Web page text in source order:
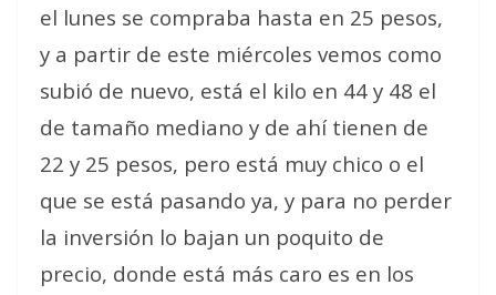
el lunes se compraba hasta en 25 pesos,
y a partir de este miércoles vemos como
subió de nuevo, está el kilo en 44 y 48 el
de tamaño mediano y de ahí tienen de
22 y 25 pesos, pero está muy chico o el
que se está pasando ya, y para no perder
la inversión lo bajan un poquito de
precio, donde está más caro es en los